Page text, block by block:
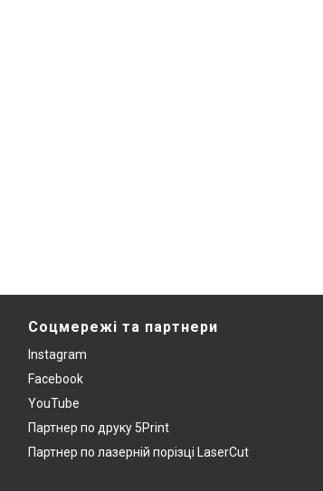
Соцмережі та партнери
Instagram
Facebook
YouTube
Партнер по друку 5Print
Партнер по лазерній порізці LaserCut